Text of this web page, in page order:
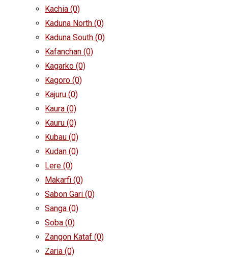
Kachia (0)
Kaduna North (0)
Kaduna South (0)
Kafanchan (0)
Kagarko (0)
Kagoro (0)
Kajuru (0)
Kaura (0)
Kauru (0)
Kubau (0)
Kudan (0)
Lere (0)
Makarfi (0)
Sabon Gari (0)
Sanga (0)
Soba (0)
Zangon Kataf (0)
Zaria (0)